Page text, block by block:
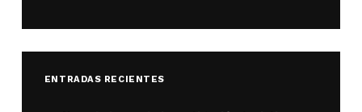
ENTRADAS RECIENTES